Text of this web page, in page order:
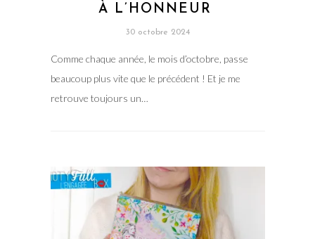
À L’HONNEUR
30 octobre 2024
Comme chaque année, le mois d’octobre, passe
beaucoup plus vite que le précédent ! Et je me
retrouve toujours un…